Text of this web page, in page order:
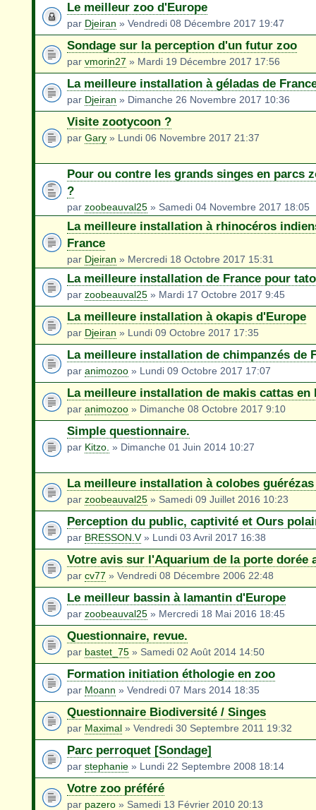
Le meilleur zoo d'Europe
par Djeiran » Vendredi 08 Décembre 2017 19:47
Sondage sur la perception d'un futur zoo
par vmorin27 » Mardi 19 Décembre 2017 17:56
La meilleure installation à géladas de
par Djeiran » Dimanche 26 Novembre 2017 10:36
Visite zootycoon ?
par Gary » Lundi 06 Novembre 2017 21:37
Pour ou contre les grands singes en parcs
?
par zoobeauval25 » Samedi 04 Novembre 2017 18:05
La meilleure installation à rhinocéros
France
par Djeiran » Mercredi 18 Octobre 2017 15:31
La meilleure installation de France pour
par zoobeauval25 » Mardi 17 Octobre 2017 9:45
La meilleure installation à okapis d'Europe
par Djeiran » Lundi 09 Octobre 2017 17:35
La meilleure installation de chimpanzés de
par animozoo » Lundi 09 Octobre 2017 17:07
La meilleure installation de makis cattas en
par animozoo » Dimanche 08 Octobre 2017 9:10
Simple questionnaire.
par Kitzo. » Dimanche 01 Juin 2014 10:27
La meilleure installation à colobes guérézas
par zoobeauval25 » Samedi 09 Juillet 2016 10:23
Perception du public, captivité et Ours
par BRESSON.V» Lundi 03 Avril 2017 16:38
Votre avis sur l'Aquarium de la porte dorée
par cv77 » Vendredi 08 Décembre 2006 22:48
Le meilleur bassin à lamantin d'Europe
par zoobeauval25 » Mercredi 18 Mai 2016 18:45
Questionnaire, revue.
par bastet_75 » Samedi 02 Août 2014 14:50
Formation initiation éthologie en zoo
par Moann » Vendredi 07 Mars 2014 18:35
Questionnaire Biodiversité / Singes
par Maximal » Vendredi 30 Septembre 2011 19:32
Parc perroquet [Sondage]
par stephanie » Lundi 22 Septembre 2008 18:14
Votre zoo préféré
par pazero » Samedi 13 Février 2010 20:13